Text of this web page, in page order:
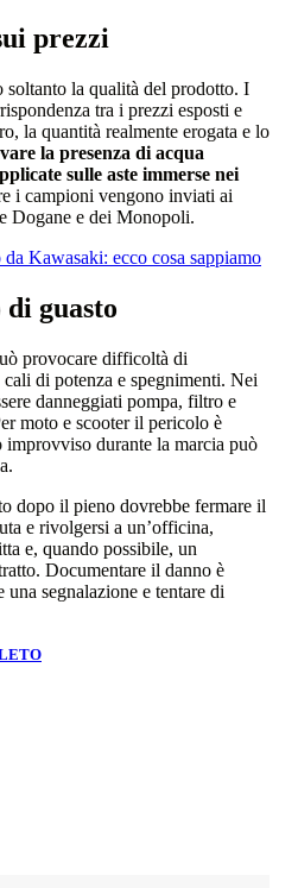
prezzi
la qualità del prodotto. I
tra i prezzi esposti e
la quantità realmente erogata e lo
la presenza di acqua
sulle aste immerse nei
i campioni vengono inviati ai
Dogane e dei Monopoli.
Kawasaki: ecco cosa sappiamo
di guasto
provocare difficoltà di
di potenza e spegnimenti. Nei
danneggiati pompa, filtro e
moto e scooter il pericolo è
improvviso durante la marcia può
dopo il pieno dovrebbe fermare il
e rivolgersi a un’officina,
e, quando possibile, un
Documentare il danno è
una segnalazione e tentare di